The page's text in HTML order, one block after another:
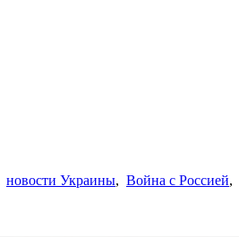
новости Украины, Война с Россией,